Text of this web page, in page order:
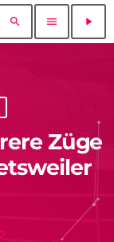
search menu play_arrow
Züge